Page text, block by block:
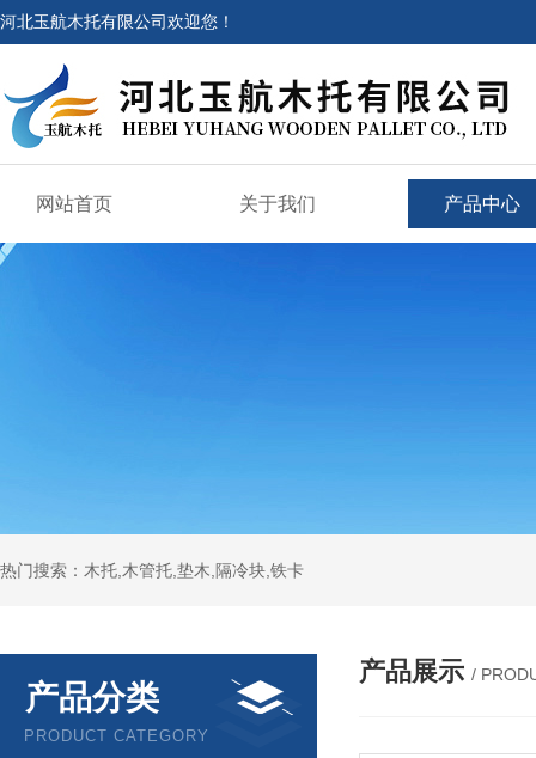
河北玉航木托有限公司欢迎您！
网站首页 关于我们 产品中心
热门搜索：木托,木管托,垫木,隔冷块,铁卡
产品分类
PRODUCT CATEGORY
产品展示 /